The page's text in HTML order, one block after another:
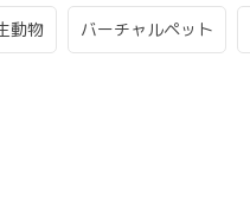
動物 バーチャルペット